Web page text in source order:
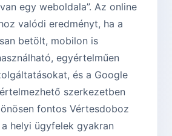
egy weboldala”. Az online
valódi eredményt, ha a
betölt, mobilon is
egyértelműen
és a Google
szerkezetben
fontos Vértesdoboz
helyi ügyfelek gyakran